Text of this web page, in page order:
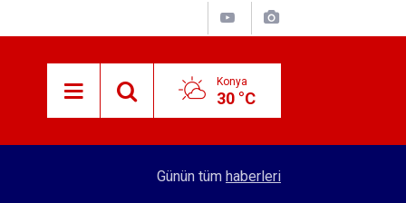
Konya
30 °C
Konya'dan 4 şehre hızlı tren hattı yapılacak!
Günün tüm haberleri